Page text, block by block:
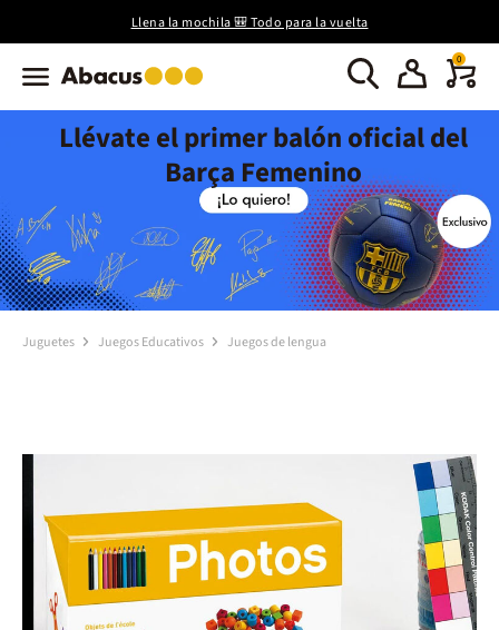
Llena la mochila 🎒 Todo para la vuelta
0
Llévate el primer balón oficial del
Barça Femenino
Juguetes Juegos Educativos Juegos de lengua